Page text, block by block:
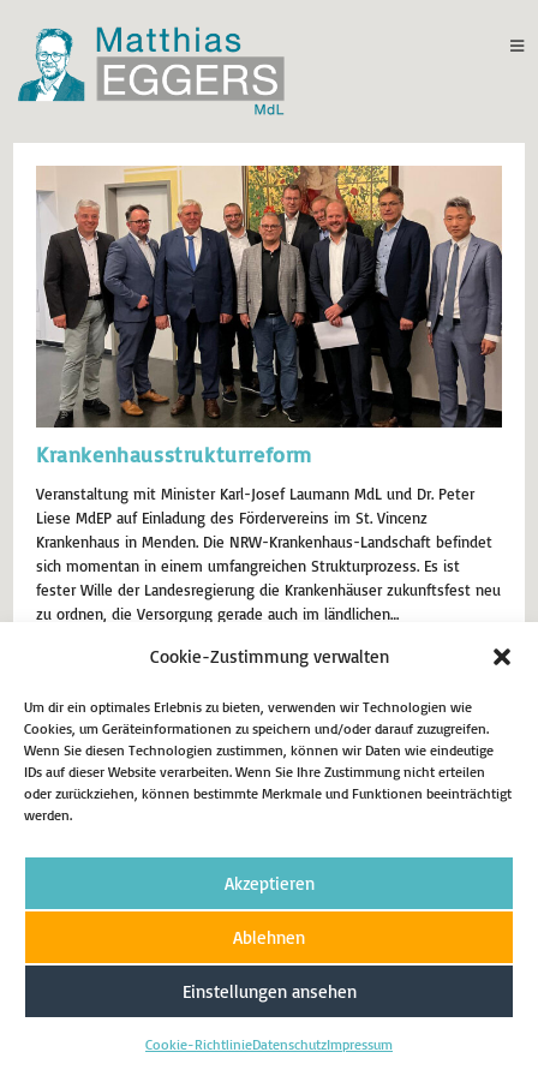
Cookie-Zustimmung verwalten
Um dir ein optimales Erlebnis zu bieten, verwenden wir Technologien wie
Cookies, um Geräteinformationen zu speichern und/oder darauf zuzugreifen.
Wenn Sie diesen Technologien zustimmen, können wir Daten wie eindeutige
IDs auf dieser Website verarbeiten. Wenn Sie Ihre Zustimmung nicht erteilen
oder zurückziehen, können bestimmte Merkmale und Funktionen beeinträchtigt
werden.
Akzeptieren
Ablehnen
Einstellungen ansehen
Cookie-RichtlinieDatenschutzImpressum
Krankenhausstrukturreform
Veranstaltung mit Minister Karl-Josef Laumann MdL und Dr. Peter
Liese MdEP auf Einladung des Fördervereins im St. Vincenz
Krankenhaus in Menden. Die NRW-Krankenhaus-Landschaft befindet
sich momentan in einem umfangreichen Strukturprozess. Es ist
fester Wille der Landesregierung die Krankenhäuser zukunftsfest neu
zu ordnen, die Versorgung gerade auch im ländlichen…
13. Juni 2024 Aktuell
Weiterlesen
Copyright 2026 - Matthias Eggers MdL